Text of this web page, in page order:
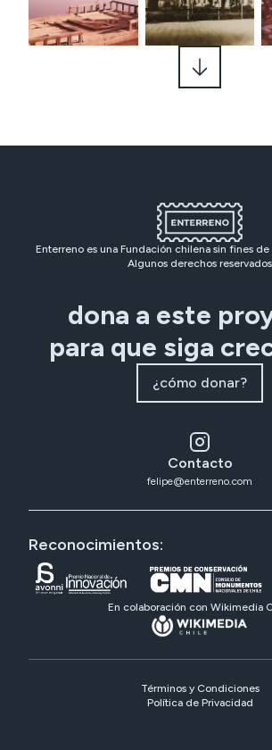
Enterreno es una Fundación chilena sin fines
Algunos derechos reservados
dona a este
para que siga
¿cómo donar?
Contacto
felipe@enterreno.com
Reconocimientos:
En colaboración con Wikimedia
Términos y Condiciones
Política de Privacidad